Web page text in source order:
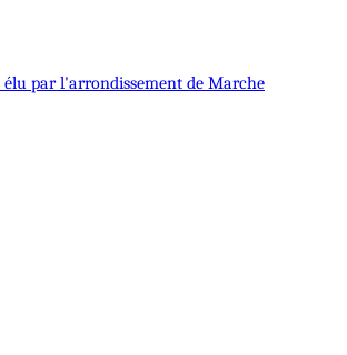
élu par l'arrondissement de Marche